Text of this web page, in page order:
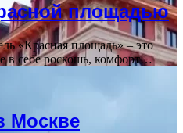
площадью
«Красная площадь» – это
в себе роскошь, комфорт…
Москве